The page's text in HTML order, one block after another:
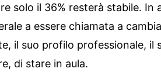
solo il 36% resterà stabile. In
a essere chiamata a
il suo profilo professionale, il
di stare in aula.